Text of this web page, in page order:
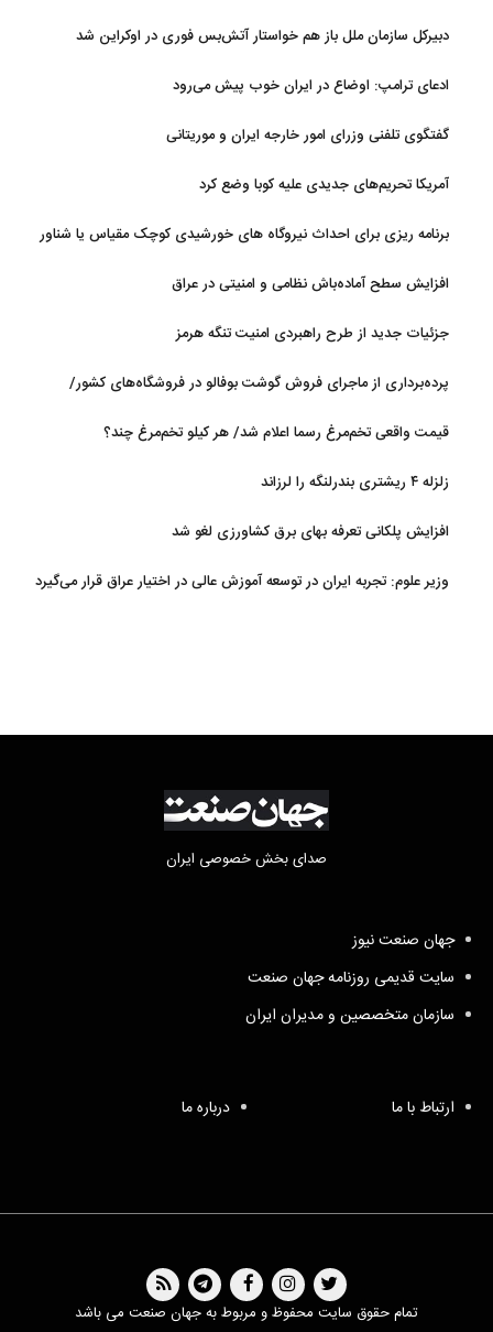
دبیرکل سازمان ملل باز هم خواستار آتش‌بس فوری در اوکراین شد
ادعای ترامپ: اوضاع در ایران خوب پیش می‌رود
گفتگوی تلفنی وزرای امور خارجه ایران و موریتانی
آمریکا تحریم‌های جدیدی علیه کوبا وضع کرد
برنامه ریزی برای احداث نیروگاه های خورشیدی کوچک مقیاس یا شناور
افزایش سطح آماده‌باش نظامی و امنیتی در عراق
جزئیات جدید از طرح راهبردی امنیت تنگه هرمز
پرده‌برداری از ماجرای فروش گوشت بوفالو در فروشگاه‌های کشور/
قیمت واقعی تخم‌مرغ رسما اعلام شد/ هر کیلو تخم‌مرغ چند؟
زلزله ۴ ریشتری بندرلنگه را لرزاند
افزایش پلکانی تعرفه بهای برق کشاورزی لغو شد
وزیر علوم: تجربه ایران در توسعه آموزش عالی در اختیار عراق قرار می‌گیرد
صدای بخش خصوصی ایران
جهان صنعت نیوز
سایت قدیمی روزنامه جهان صنعت
سازمان متخصصین و مدیران ایران
ارتباط با ما درباره ما
تمام حقوق سایت محفوظ و مربوط به جهان صنعت می باشد